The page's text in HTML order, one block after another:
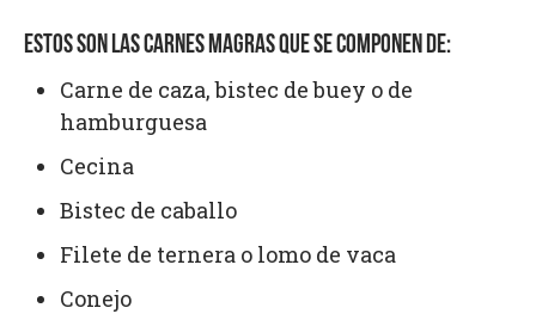
ESTOS SONLAS CARNES MAGRASQUE SE COMPONEN DE:
Carne de caza, bistec de buey o de
hamburguesa
Cecina
Bistec de caballo
Filete de ternera o lomo de vaca
Conejo